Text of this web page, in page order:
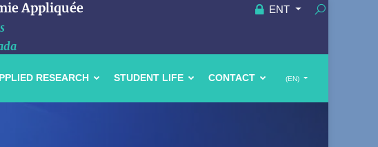
Appliquée ENT
(EN)
RESEARCH STUDENT LIFE CONTACT